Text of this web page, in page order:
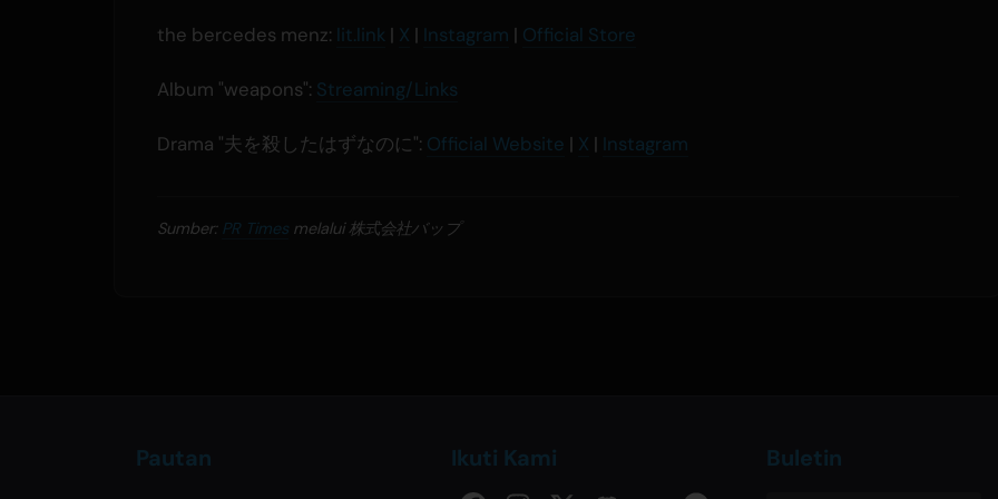
the bercedes menz: lit.link | X | Instagram | Official Store
Album "weapons": Streaming/Links
Drama "夫を殺したはずなのに": Official Website | X | Instagram
Sumber: PR Times melalui 株式会社バップ
Pautan Ikuti Kami Buletin